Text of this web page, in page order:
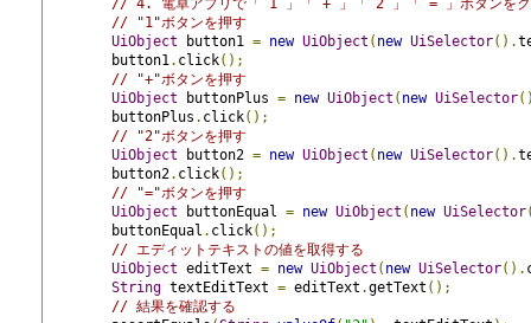
// "1"ボタンを押す
UiObject button1 = new UiObject ( new UiSelector().
button1 . click();
// "+"ボタンを押す
UiObject buttonPlus = new UiObject ( new UiSelector
buttonPlus . click();
// "2"ボタンを押す
UiObject button2 = new UiObject ( new UiSelector().
button2. click();
// "="ボタンを押す
UiObject buttonEqual = new UiObject ( new UiSelector
buttonEqual . click();
// エディットテキストの値を取得する
UiObject editText = new UiObject ( new UiSelector().
String textEditText = editText .getText ();
// 結果を確認する